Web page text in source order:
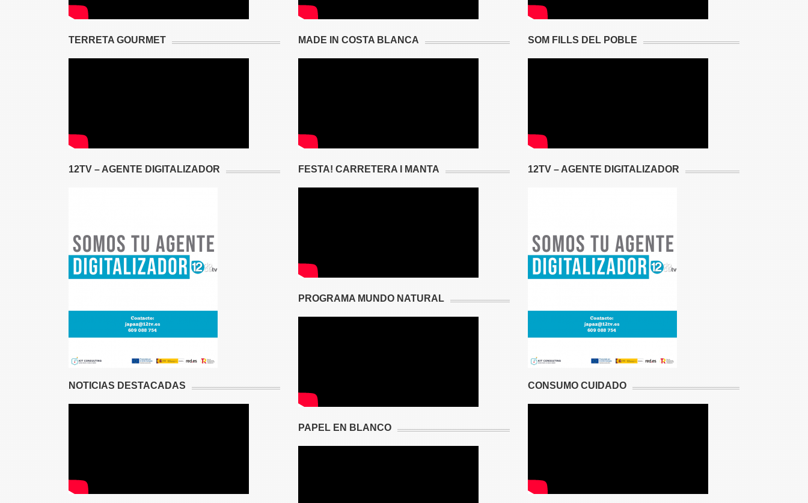
TERRETA GOURMET
12TV – AGENTE DIGITALIZADOR
NOTICIAS DESTACADAS
MADE IN COSTA BLANCA
FESTA! CARRETERA I MANTA
PROGRAMA MUNDO NATURAL
PAPEL EN BLANCO
SOM FILLS DEL POBLE
12TV – AGENTE DIGITALIZADOR
CONSUMO CUIDADO